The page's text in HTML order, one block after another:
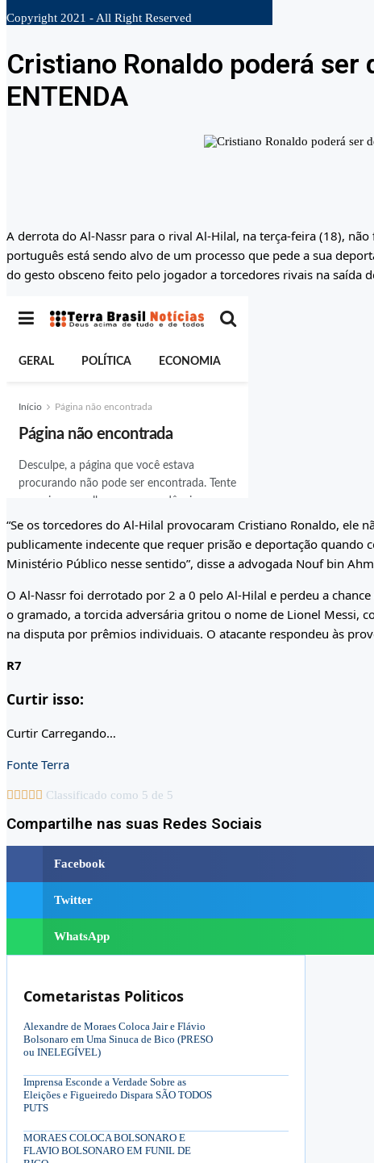
Copyright 2021 - All Right Reserved
Cristiano Ronaldo poderá ser
ENTENDA
A derrota do Al-Nassr para o rival Al-Hilal, na terça-feira (18),
português está sendo alvo de um processo que pede a sua
do gesto obsceno feito pelo jogador a torcedores rivais na saída
“Se os torcedores do Al-Hilal provocaram Cristiano Ronaldo, ele
publicamente indecente que requer prisão e deportação
Ministério Público nesse sentido”, disse a advogada Nouf bin
O Al-Nassr foi derrotado por 2 a 0 pelo Al-Hilal e perdeu a
o gramado, a torcida adversária gritou o nome de Lionel Messi,
na disputa por prêmios individuais. O atacante respondeu às
R7
Curtir isso:
Curtir Carregando…
Fonte Terra
 Classificado como 5 de 5
Compartilhe nas suas Redes Sociais
Facebook
Twitter
WhatsApp
Cometaristas Politicos
Alexandre de Moraes Coloca Jair e Flávio
Bolsonaro em Uma Sinuca de Bico (PRESO
ou INELEGÍVEL)
Imprensa Esconde a Verdade Sobre as
Eleições e Figueiredo Dispara SÃO TODOS
PUTS
MORAES COLOCA BOLSONARO E
FLAVIO BOLSONARO EM FUNIL DE